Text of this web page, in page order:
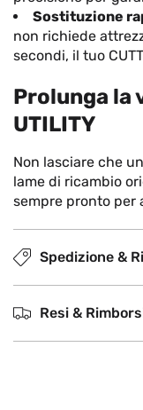
Sostituzione
non richiede
secondi, il tuo
Prolunga la
UTILITY
Non lasciare che
lame di ricambio
sempre pronto per
Spedizione &
Resi &